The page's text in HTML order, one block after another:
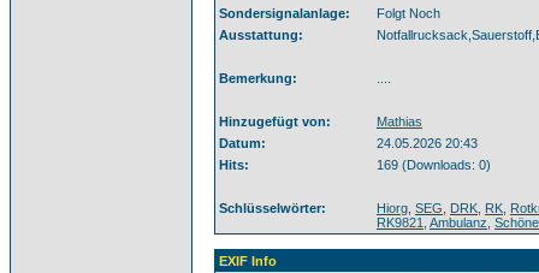
Sondersignalanlage:
Folgt Noch
Ausstattung:
Bemerkung:
Hinzugefügt von:
Mathias
Datum:
24.05.2026 20:43
Hits:
169 (Downloads: 0)
Schlüsselwörter: Hiorg SEG DRK RK
RK9821 Ambulanz
EXIF Info